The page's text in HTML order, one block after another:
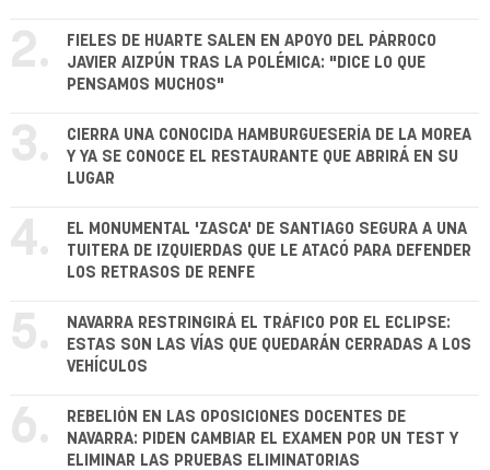
2.
FIELES DE HUARTE SALEN EN APOYO DEL PÁRROCO
JAVIER AIZPÚN TRAS LA POLÉMICA: "DICE LO QUE
PENSAMOS MUCHOS"
3.
CIERRA UNA CONOCIDA HAMBURGUESERÍA DE LA MOREA
Y YA SE CONOCE EL RESTAURANTE QUE ABRIRÁ EN SU
LUGAR
4.
EL MONUMENTAL 'ZASCA' DE SANTIAGO SEGURA A UNA
TUITERA DE IZQUIERDAS QUE LE ATACÓ PARA DEFENDER
LOS RETRASOS DE RENFE
5.
NAVARRA RESTRINGIRÁ EL TRÁFICO POR EL ECLIPSE:
ESTAS SON LAS VÍAS QUE QUEDARÁN CERRADAS A LOS
VEHÍCULOS
6.
REBELIÓN EN LAS OPOSICIONES DOCENTES DE
NAVARRA: PIDEN CAMBIAR EL EXAMEN POR UN TEST Y
ELIMINAR LAS PRUEBAS ELIMINATORIAS